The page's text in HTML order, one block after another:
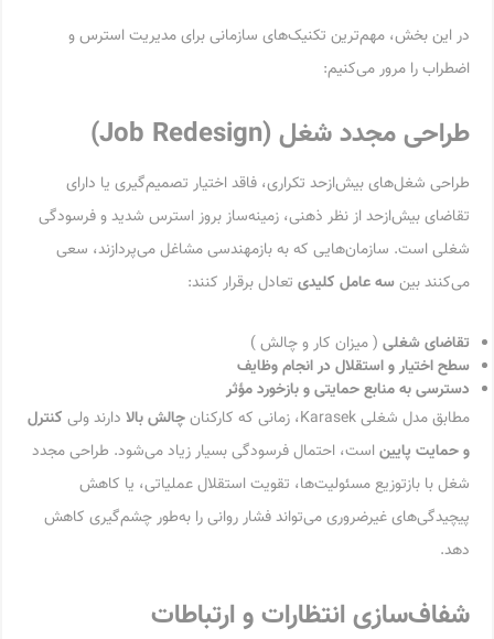
در این بخش، مهم‌ترین تکنیک‌های سازمانی برای مدیریت استرس و
اضطراب را مرور می‌کنیم:
طراحی مجدد شغل (Job Redesign)
طراحی شغل‌های بیش‌ازحد تکراری، فاقد اختیار تصمیم‌گیری یا دارای
تقاضای بیش‌ازحد از نظر ذهنی، زمینه‌ساز بروز استرس شدید و فرسودگی
شغلی است. سازمان‌هایی که به بازمهندسی مشاغل می‌پردازند، سعی
می‌کنند بینسه عامل کلیدی تعادل برقرار کنند:
تقاضای شغلی ( میزان کار و چالش )
سطح اختیار و استقلال در انجام وظایف
دسترسی به منابع حمایتی و بازخورد مؤثر
مطابق مدل شغلی Karasek، زمانی که کارکنان
چالش بالا دارند ولی کنترل
و حمایت پایین است، احتمال فرسودگی بسیار زیاد می‌شود. طراحی مجدد
شغل با بازتوزیع مسئولیت‌ها، تقویت استقلال عملیاتی، یا کاهش
پیچیدگی‌های غیرضروری می‌تواند فشار روانی را به‌طور چشم‌گیری کاهش
دهد.
شفاف‌سازی انتظارات و ارتباطات